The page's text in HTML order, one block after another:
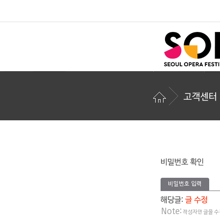
고객센터
비밀번호 확인
비밀번호 입력
해당글: 글 수정
Note: 작성자만 글을